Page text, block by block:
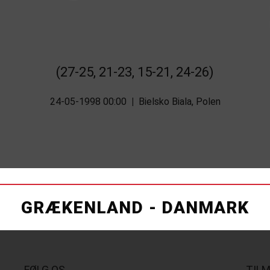
(27-25, 21-23, 15-21, 24-26)
24-05-1998 00:00 Bielsko Biala, Polen
GRÆKENLAND - DANMARK